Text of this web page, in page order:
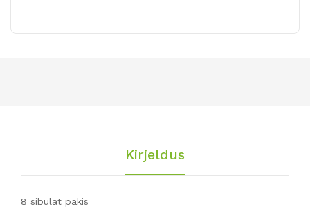
Kirjeldus
8 sibulat pakis